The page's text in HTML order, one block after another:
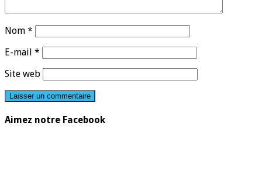
Nom *
E-mail *
Site web
Aimez notre Facebook